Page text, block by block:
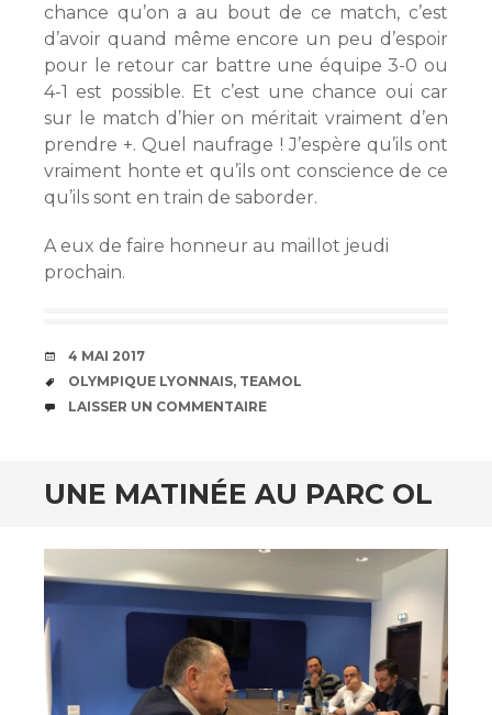
chance qu’on a au bout de ce match, c’est
d’avoir quand même encore un peu d’espoir
pour le retour car battre une équipe 3-0 ou
4-1 est possible. Et c’est une chance oui car
sur le match d’hier on méritait vraiment d’en
prendre +. Quel naufrage ! J’espère qu’ils ont
vraiment honte et qu’ils ont conscience de ce
qu’ils sont en train de saborder.‬
A eux de faire honneur au maillot jeudi
prochain.‬
DATE
4 MAI 2017
ÉTIQUETTES
OLYMPIQUE LYONNAIS, TEAMOL
COMMENTAIRES
LAISSER UN COMMENTAIRE
UNE MATINÉE AU PARC OL